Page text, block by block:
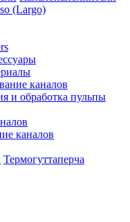
(Largo)
каналов
и обработка пульпы
каналов
Термогуттаперча